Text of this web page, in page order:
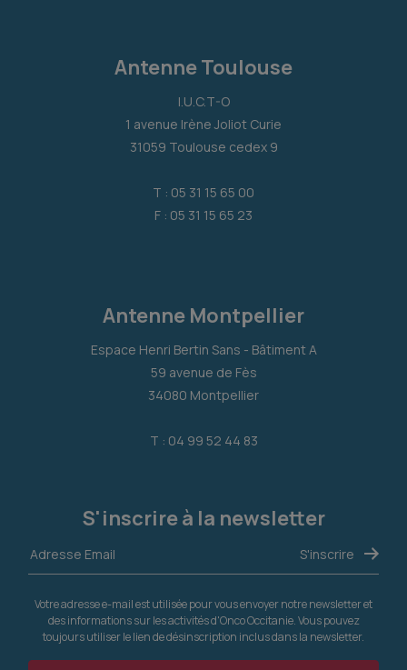
Antenne Toulouse
I.U.C.T-O
1 avenue Irène Joliot Curie
31059 Toulouse cedex 9
T : 05 31 15 65 00
F : 05 31 15 65 23
Antenne Montpellier
Espace Henri Bertin Sans - Bâtiment A
59 avenue de Fès
34080 Montpellier
T : 04 99 52 44 83
S'inscrire à la newsletter
Votre adresse e-mail est utilisée pour vous envoyer notre newsletter et
des informations sur les activités d'Onco Occitanie. Vous pouvez
toujours utiliser le lien de désinscription inclus dans la newsletter.